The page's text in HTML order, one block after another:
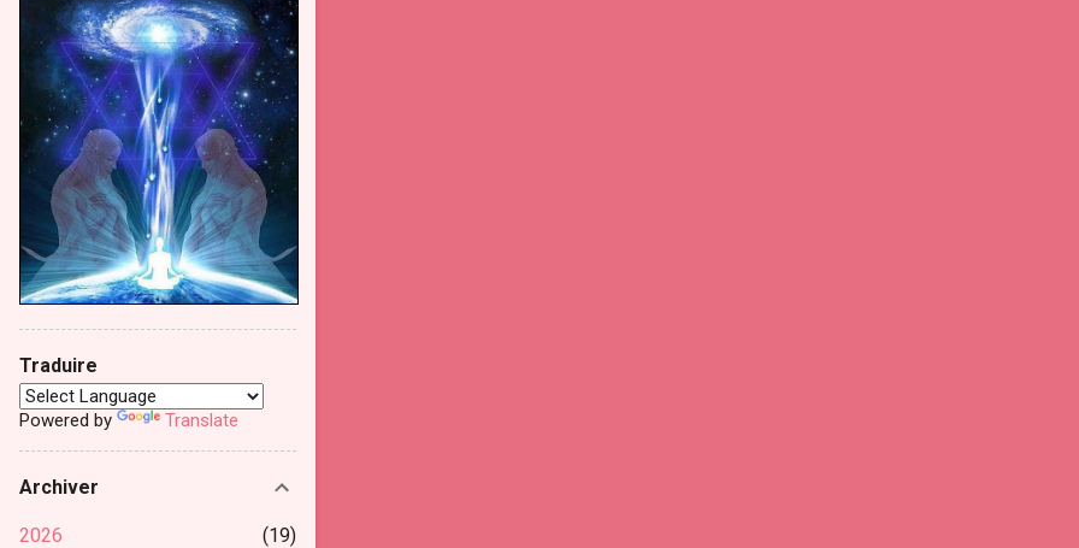
Traduire
Powered by Translate
Archiver
2026
19